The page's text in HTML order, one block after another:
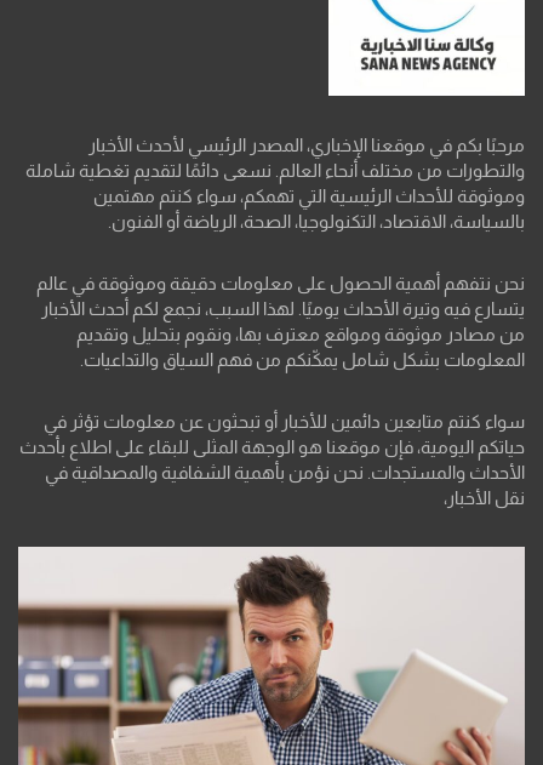
مرحبًا بكم في موقعنا الإخباري، المصدر الرئيسي لأحدث الأخبار
والتطورات من مختلف أنحاء العالم. نسعى دائمًا لتقديم تغطية شاملة
وموثوقة للأحداث الرئيسية التي تهمكم، سواء كنتم مهتمين
بالسياسة، الاقتصاد، التكنولوجيا، الصحة، الرياضة أو الفنون.
نحن نتفهم أهمية الحصول على معلومات دقيقة وموثوقة في عالم
يتسارع فيه وتيرة الأحداث يوميًا. لهذا السبب، نجمع لكم أحدث الأخبار
من مصادر موثوقة ومواقع معترف بها، ونقوم بتحليل وتقديم
المعلومات بشكل شامل يمكّنكم من فهم السياق والتداعيات.
سواء كنتم متابعين دائمين للأخبار أو تبحثون عن معلومات تؤثر في
حياتكم اليومية، فإن موقعنا هو الوجهة المثلى للبقاء على اطلاع بأحدث
الأحداث والمستجدات. نحن نؤمن بأهمية الشفافية والمصداقية في
نقل الأخبار،